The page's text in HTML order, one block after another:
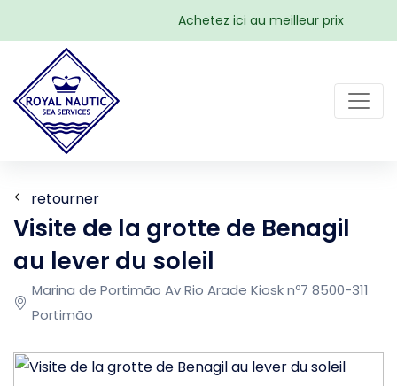
Achetez ici au meilleur prix
retourner
Visite de la grotte de Benagil
au lever du soleil
Marina de Portimão Av Rio Arade Kiosk nº7 8500-311
Portimão